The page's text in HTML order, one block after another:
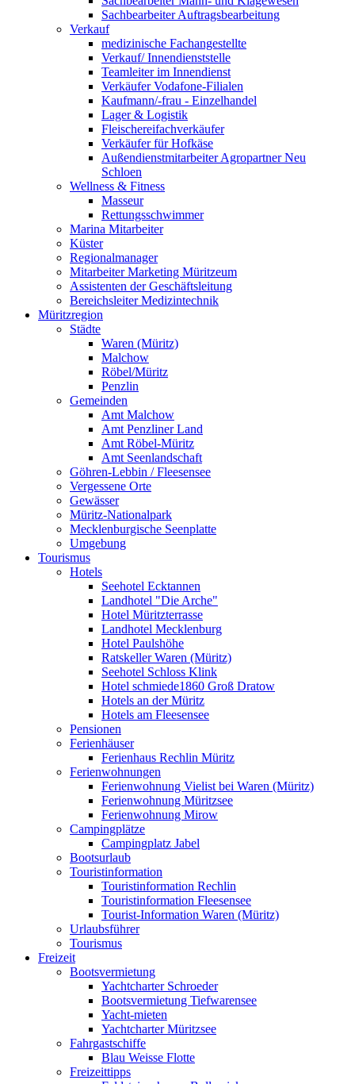
Sachbearbeiter Auftragsbearbeitung
Verkauf
medizinische Fachangestellte
Verkauf/ Innendienststelle
Teamleiter im Innendienst
Verkäufer Vodafone-Filialen
Kaufmann/-frau - Einzelhandel
Lager & Logistik
Fleischereifachverkäufer
Verkäufer für Hofkäse
Außendienstmitarbeiter Agropartner Neu
Schloen
Wellness & Fitness
Masseur
Rettungsschwimmer
Marina Mitarbeiter
Küster
Regionalmanager
Mitarbeiter Marketing Müritzeum
Assistenten der Geschäftsleitung
Bereichsleiter Medizintechnik
Müritzregion
Städte
Waren (Müritz)
Malchow
Röbel/Müritz
Penzlin
Gemeinden
Amt Malchow
Amt Penzliner Land
Amt Röbel-Müritz
Amt Seenlandschaft
Göhren-Lebbin / Fleesensee
Vergessene Orte
Gewässer
Müritz-Nationalpark
Mecklenburgische Seenplatte
Umgebung
Tourismus
Hotels
Seehotel Ecktannen
Landhotel "Die Arche"
Hotel Müritzterrasse
Landhotel Mecklenburg
Hotel Paulshöhe
Ratskeller Waren (Müritz)
Seehotel Schloss Klink
Hotel schmiede1860 Groß Dratow
Hotels an der Müritz
Hotels am Fleesensee
Pensionen
Ferienhäuser
Ferienhaus Rechlin Müritz
Ferienwohnungen
Ferienwohnung Vielist bei Waren (Müritz)
Ferienwohnung Müritzsee
Ferienwohnung Mirow
Campingplätze
Campingplatz Jabel
Bootsurlaub
Touristinformation
Touristinformation Rechlin
Touristinformation Fleesensee
Tourist-Information Waren (Müritz)
Urlaubsführer
Tourismus
Freizeit
Bootsvermietung
Yachtcharter Schroeder
Bootsvermietung Tiefwarensee
Yacht-mieten
Yachtcharter Müritzsee
Fahrgastschiffe
Blau Weisse Flotte
Freizeittipps